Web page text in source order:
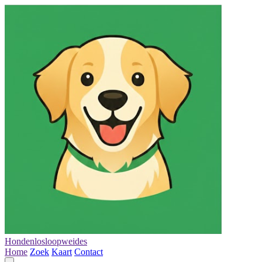
Hondenlosloopweides
Home Zoek Kaart Contact